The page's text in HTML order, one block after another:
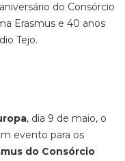
do Consórcio
Erasmus e 40 anos
Tejo.
, dia 9 de maio, o
evento para os
do Consórcio